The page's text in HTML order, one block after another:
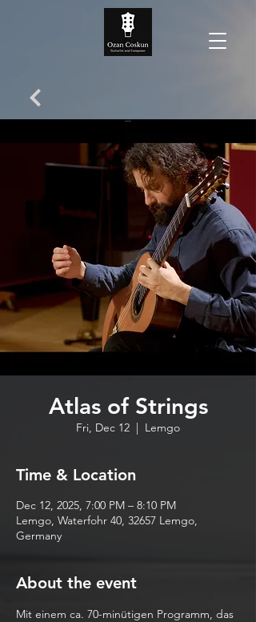
Atlas of Strings
Fri, Dec 12
  |
Lemgo
Time & Location
Dec 12, 2025, 7:00 PM – 8:10 PM
Lemgo, Waterfohr 40, 32657 Lemgo,
Germany
About the event
Mit einem ca. 70-minütigen Programm, das